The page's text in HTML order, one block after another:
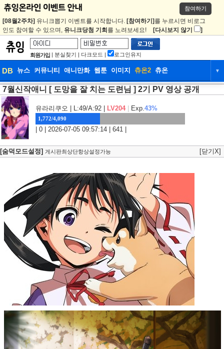
참여하기
[08월2주차] 유니크뽑기 이벤트를 시작합니다. [참여하기] 를 누르시면 비로그
인도 참여할 수 있으며, 유니크당첨 기회 를 노려보세요! [다시보지 않기 ]
회원가입 | 분실찾기 | 다크모드 | 로그인유지
DB 뉴스 커뮤니티 애니만화 웹툰 이미지 츄온2 츄온 ▼
DB 뉴스 커뮤니티 애니만화
웹툰 이미지 츄온2
7월신작애니 [ 도망을 잘 치는 도련님 ] 2기 PV 영상 공개
유라리쿠오 | L:49/A:92 | LV204 Exp.43%
1,772/4,090
| 0 | 2026-07-05 09:57:14 | 641 |
[숨덕모드설정] 게시판최상단항상설정가능 [닫기X]